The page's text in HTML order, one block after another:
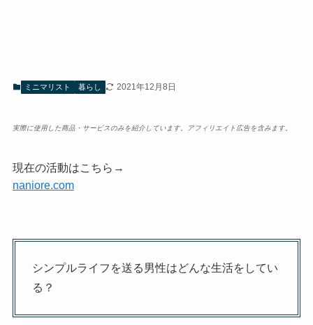
ミニマリスト 暮らし 2021年12月8日
実際に使用した商品・サービスのみを紹介しています。アフィリエイト広告を含みます。
現在の活動はこちら→
naniore.com
シンプルライフを送る男性はどんな生活をしてい
る？